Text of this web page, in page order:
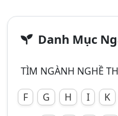
Danh Mục
TÌM NGÀNH NGHỀ
F
G H I K